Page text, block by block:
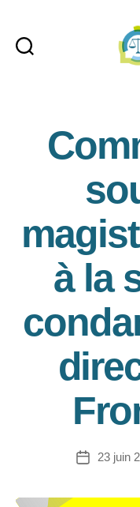
à la
Date23 juin